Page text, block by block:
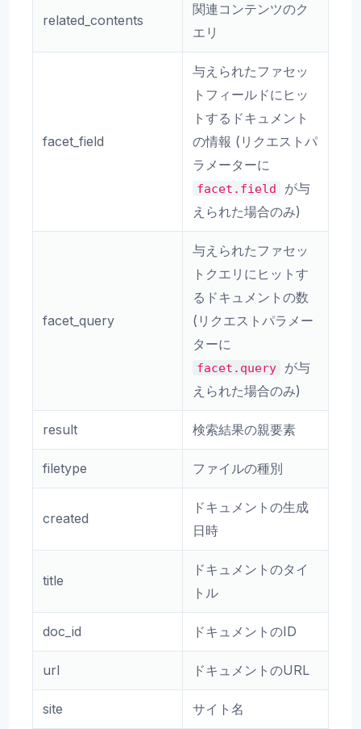
related_contents
関連コンテンツのク
エリ
facet_field
与えられたファセッ
トフィールドにヒッ
トするドキュメント
の情報 (リクエストパ
ラメーターに
facet.field
が与
えられた場合のみ)
facet_query
与えられたファセッ
トクエリにヒットす
るドキュメントの数
(リクエストパラメー
ターに
facet.query
が与
えられた場合のみ)
result 検索結果の親要素
filetype ファイルの種別
created
ドキュメントの生成
日時
title
ドキュメントのタイ
トル
doc_id ドキュメントのID
url ドキュメントのURL
site サイト名